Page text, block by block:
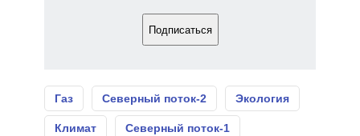
Подписаться
Газ Северный поток-2 Экология
Климат Северный поток-1